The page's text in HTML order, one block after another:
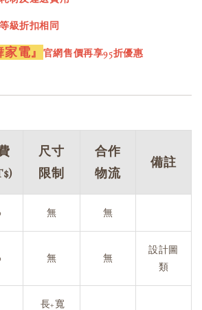
級折扣相同
家電』 官網售價再享95折優惠
尺寸
限制
合作
物流
備註
無 無
無 無
設計圖
類
長+寬